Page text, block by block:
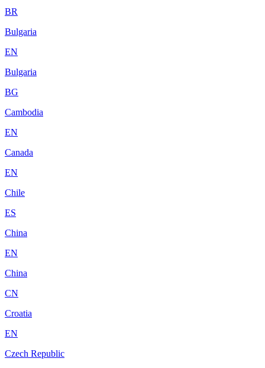
BR
Bulgaria
EN
Bulgaria
BG
Cambodia
EN
Canada
EN
Chile
ES
China
EN
China
CN
Croatia
EN
Czech Republic